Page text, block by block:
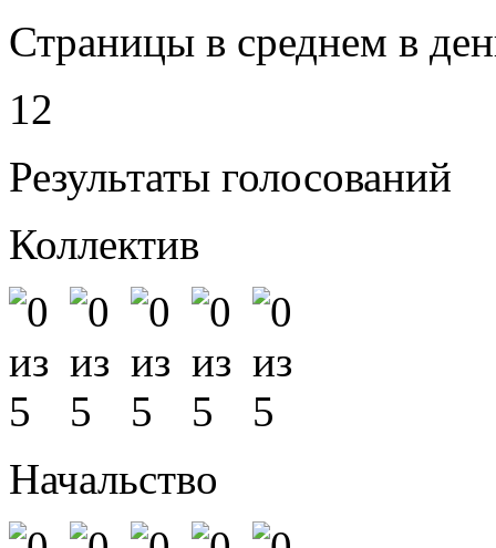
Страницы в среднем в
12
Результаты голосований
Коллектив
Начальство